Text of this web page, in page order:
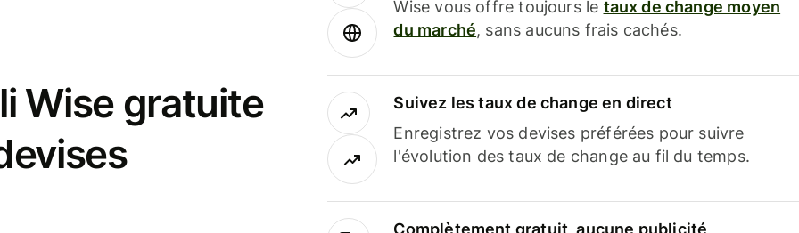
Wise gratuite
Wise vous offre toujours le taux de change moyen
du marché, sans aucuns frais cachés.
Suivez les taux de change en direct
Enregistrez vos devises préférées pour suivre
l'évolution des taux de change au fil du temps.
Complètement gratuit, aucune publicité